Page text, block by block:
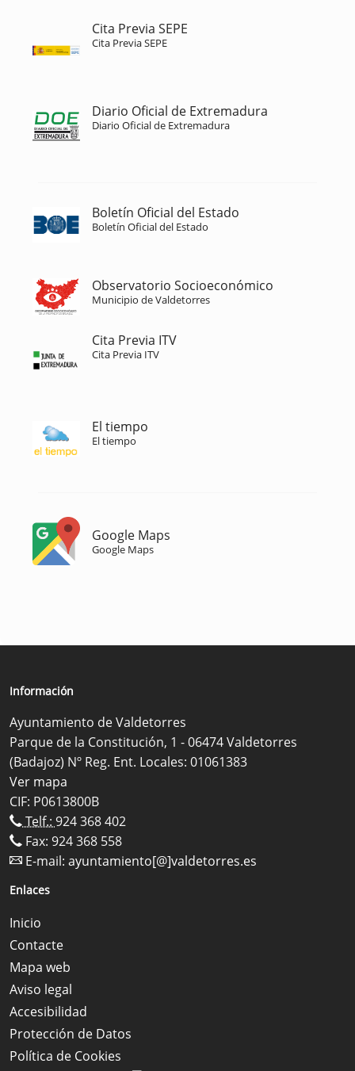
Cita Previa SEPE
Cita Previa SEPE
Diario Oficial de Extremadura
Diario Oficial de Extremadura
Boletín Oficial del Estado
Boletín Oficial del Estado
Observatorio Socioeconómico
Municipio de Valdetorres
Cita Previa ITV
Cita Previa ITV
El tiempo
El tiempo
Google Maps
Google Maps
Información
Ayuntamiento de Valdetorres
Parque de la Constitución, 1 - 06474 Valdetorres
(Badajoz) Nº Reg. Ent. Locales: 01061383
Ver mapa
CIF: P0613800B
Telf.: 924 368 402
Fax: 924 368 558
E-mail: ayuntamiento[@]valdetorres.es
Enlaces
Inicio
Contacte
Mapa web
Aviso legal
Accesibilidad
Protección de Datos
Política de Cookies